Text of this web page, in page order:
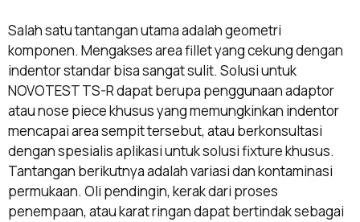
Salah satu tantangan utama adalah geometri
komponen. Mengakses area fillet yang cekung dengan
indentor standar bisa sangat sulit. Solusi untuk
NOVOTEST TS-R dapat berupa penggunaan adaptor
atau nose piece khusus yang memungkinkan indentor
mencapai area sempit tersebut, atau berkonsultasi
dengan spesialis aplikasi untuk solusi fixture khusus.
Tantangan berikutnya adalah variasi dan kontaminasi
permukaan. Oli pendingin, kerak dari proses
penempaan, atau karat ringan dapat bertindak sebagai